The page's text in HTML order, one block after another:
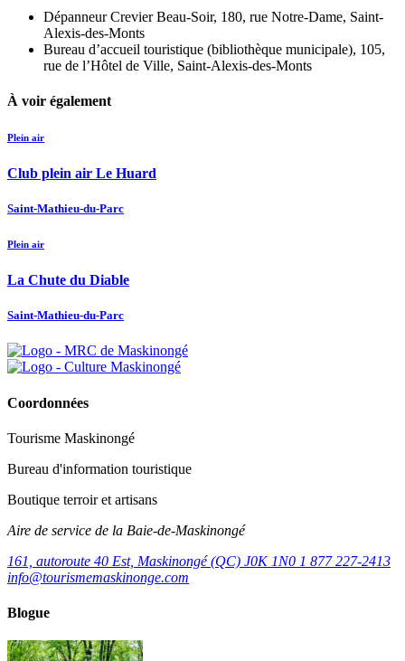
Dépanneur Crevier Beau-Soir, 180, rue Notre-Dame, Saint-
Alexis-des-Monts
Bureau d’accueil touristique (bibliothèque municipale), 105,
rue de l’Hôtel de Ville, Saint-Alexis-des-Monts
À voir également
Plein air
Club plein air Le Huard
Saint-Mathieu-du-Parc
Plein air
La Chute du Diable
Saint-Mathieu-du-Parc
Coordonnées
Tourisme Maskinongé
Bureau d'information touristique
Boutique terroir et artisans
Aire de service de la Baie-de-Maskinongé
161, autoroute 40 Est, Maskinongé (QC) J0K 1N0 1 877 227-2413
info@tourismemaskinonge.com
Blogue